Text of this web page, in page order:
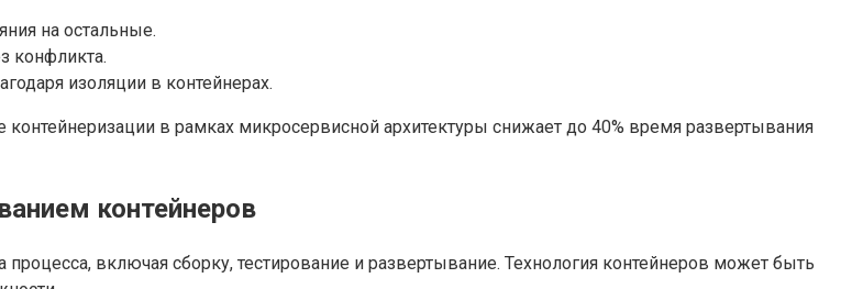
на остальные.
конфликта.
изоляции в контейнерах.
в рамках микросервисной архитектуры снижает до 40% время развертывания
контейнеров
включая сборку, тестирование и развертывание. Технология контейнеров может быть